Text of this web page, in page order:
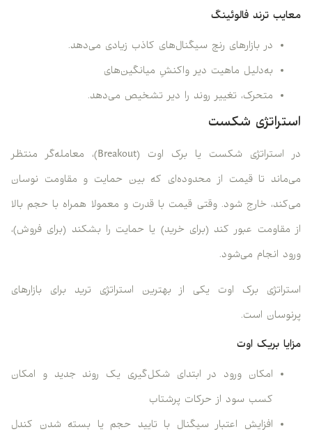
معایب ترند فالوئینگ
در بازارهای رنج سیگنال‌های کاذب زیادی می‌دهد.
به‌دلیل ماهیت دیر واکنشِ میانگین‌های
متحرک، تغییر روند را دیر تشخیص می‌دهد.
استراتژی شکست
در استراتژی شکست یا برک اوت (Breakout)، معامله‌گر منتظر
می‌ماند تا قیمت از محدوده‌ای که بین حمایت و مقاومت نوسان
می‌کند، خارج شود. وقتی قیمت با قدرت و معمولا همراه با حجم بالا
از مقاومت عبور کند (برای خرید) یا حمایت را بشکند (برای فروش)،
ورود انجام می‌شود.
استراتژی برک ‌اوت یکی از بهترین استراتژی ترید برای بازارهای
پرنوسان است.
مزایا بریک اوت
امکان ورود در ابتدای شکل‌گیری یک روند جدید و امکان
کسب سود از حرکات پرشتاب
افزایش اعتبار سیگنال با تایید حجم یا بسته شدن کندل